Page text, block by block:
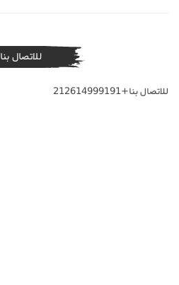
للاتصال بنا
للاتصال بنا+212614999191